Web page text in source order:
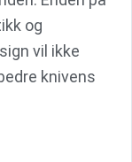
og
vil ikke
knivens